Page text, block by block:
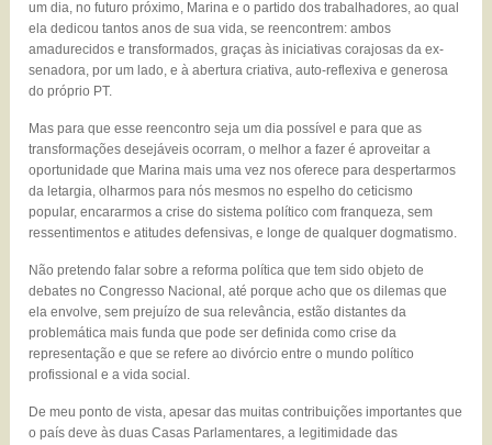
um dia, no futuro próximo, Marina e o partido dos trabalhadores, ao qual
ela dedicou tantos anos de sua vida, se reencontrem: ambos
amadurecidos e transformados, graças às iniciativas corajosas da ex-
senadora, por um lado, e à abertura criativa, auto-reflexiva e generosa
do próprio PT.
Mas para que esse reencontro seja um dia possível e para que as
transformações desejáveis ocorram, o melhor a fazer é aproveitar a
oportunidade que Marina mais uma vez nos oferece para despertarmos
da letargia, olharmos para nós mesmos no espelho do ceticismo
popular, encararmos a crise do sistema político com franqueza, sem
ressentimentos e atitudes defensivas, e longe de qualquer dogmatismo.
Não pretendo falar sobre a reforma política que tem sido objeto de
debates no Congresso Nacional, até porque acho que os dilemas que
ela envolve, sem prejuízo de sua relevância, estão distantes da
problemática mais funda que pode ser definida como crise da
representação e que se refere ao divórcio entre o mundo político
profissional e a vida social.
De meu ponto de vista, apesar das muitas contribuições importantes que
o país deve às duas Casas Parlamentares, a legitimidade das